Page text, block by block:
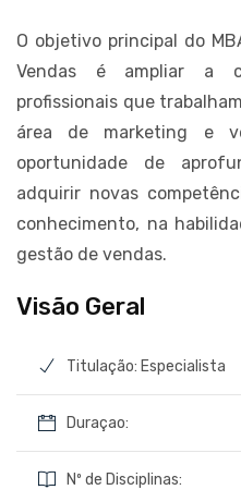
O objetivo principal do
Vendas é ampliar a
profissionais que
área de marketing e
oportunidade de
adquirir novas
conhecimento, na
gestão de vendas.
Visão Geral
Titulação: Especialista
Duraçao:
Nº de Disciplinas: